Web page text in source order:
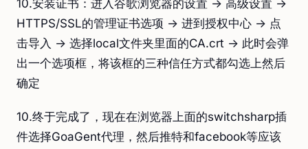
10.安装证书：进入谷歌浏览器的设置 -> 高级设置 ->
HTTPS/SSL的管理证书选项 -> 进到授权中心 -> 点
击导入 -> 选择local文件夹里面的CA.crt -> 此时会弹
出一个选项框，将该框的三种信任方式都勾选上然后
确定
10.终于完成了，现在在浏览器上面的switchsharp插
件选择GoaGent代理，然后推特和facebook等应该